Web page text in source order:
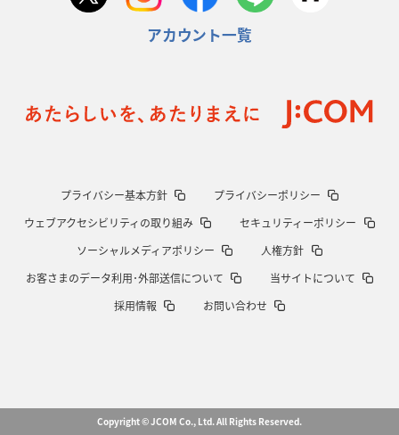
アカウント一覧
プライバシー基本方針
プライバシーポリシー
ウェブアクセシビリティの取り組み
セキュリティーポリシー
ソーシャルメディアポリシー
人権方針
お客さまのデータ利用･外部送信について
当サイトについて
採用情報
お問い合わせ
Copyright © JCOM Co., Ltd. All Rights Reserved.